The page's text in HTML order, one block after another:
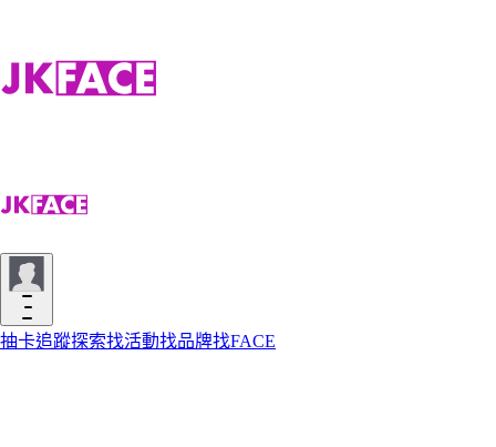
抽卡追蹤探索找活動找品牌找FACE